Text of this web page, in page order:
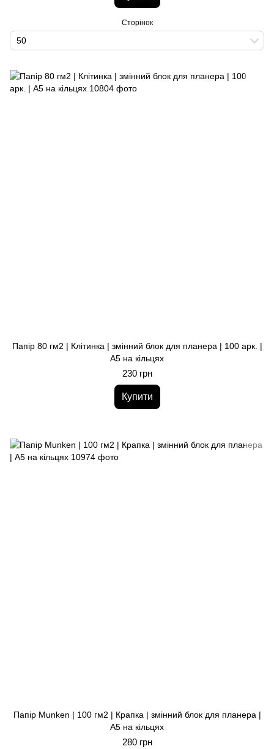
Сторінок
50
Папір 80 гм2 | Клітинка | змінний блок для планера | 100 арк. |
A5 на кільцях
230 грн
Купити
Папір Munken | 100 гм2 | Крапка | змінний блок для планера |
A5 на кільцях
280 грн